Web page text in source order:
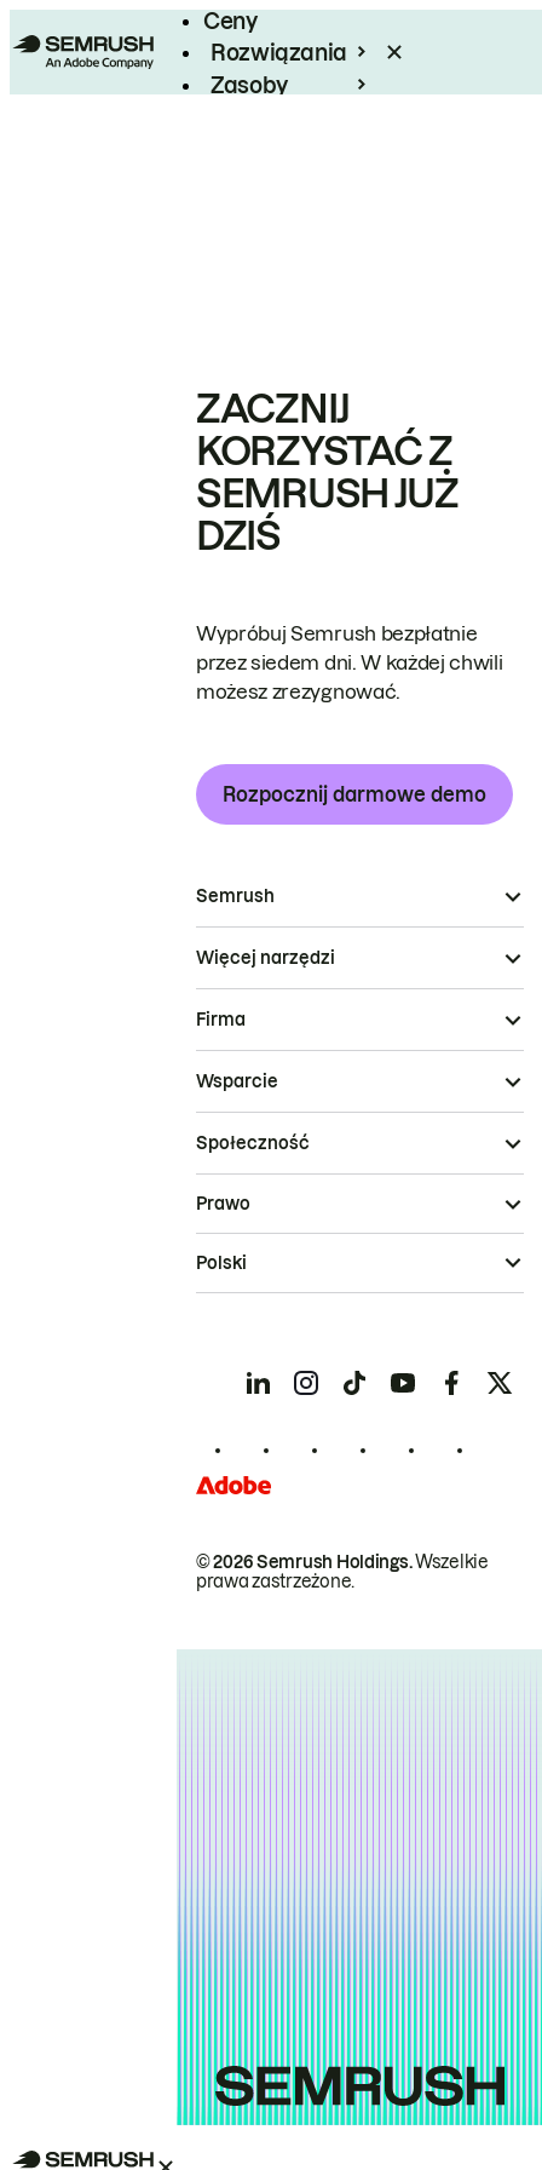
Ceny
Rozwiązania
Zasoby
ZACZNIJ
KORZYSTAĆ Z
SEMRUSH JUŻ
DZIŚ
Wypróbuj Semrush bezpłatnie
przez siedem dni. W każdej chwili
możesz zrezygnować.
Rozpocznij darmowe demo
Semrush
Więcej narzędzi
Firma
Wsparcie
Społeczność
© 2026 Semrush Holdings.Wszelkie
prawa zastrzeżone.
Prawo
Polski